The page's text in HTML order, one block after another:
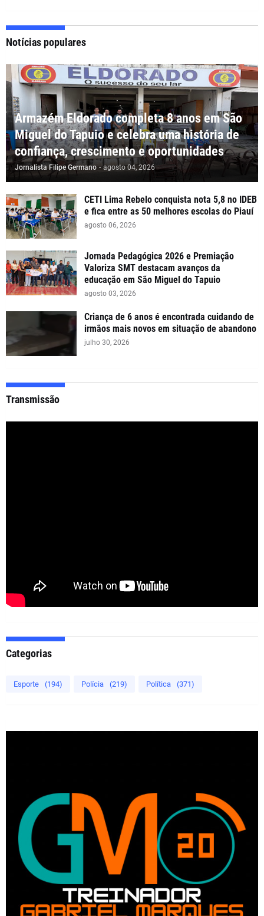
Notícias populares
Armazém Eldorado completa 8 anos em São
Miguel do Tapuio e celebra uma história de
confiança, crescimento e oportunidades
Jornalista Filipe Germano - agosto 04, 2026
CETI Lima Rebelo conquista nota 5,8 no IDEB
e fica entre as 50 melhores escolas do Piauí
agosto 06, 2026
Jornada Pedagógica 2026 e Premiação
Valoriza SMT destacam avanços da
educação em São Miguel do Tapuio
agosto 03, 2026
Criança de 6 anos é encontrada cuidando de
irmãos mais novos em situação de abandono
julho 30, 2026
Transmissão
Categorias
Esporte (194) Polícia (219) Política (371)